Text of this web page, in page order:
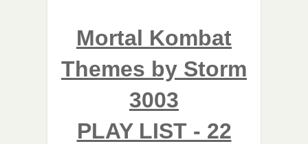
Mortal Kombat
Themes by Storm
3003
PLAY LIST - 22